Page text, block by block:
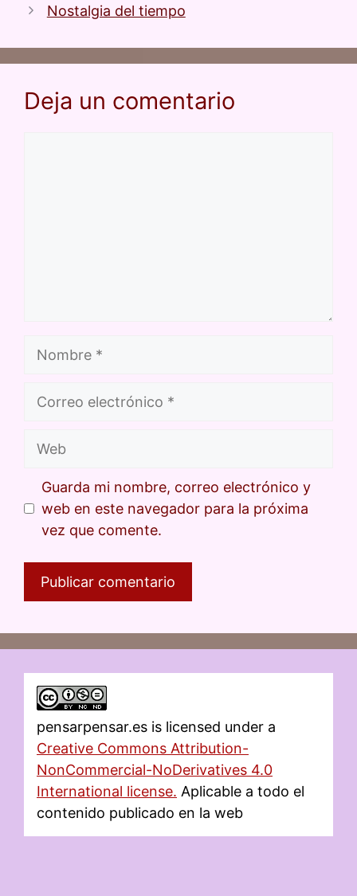
o
k
Nostalgia del tiempo
Deja un comentario
Guarda mi nombre, correo electrónico y
web en este navegador para la próxima
vez que comente.
pensarpensar.es is licensed under a
Creative Commons Attribution-
NonCommercial-NoDerivatives 4.0
International license. Aplicable a todo el
contenido publicado en la web